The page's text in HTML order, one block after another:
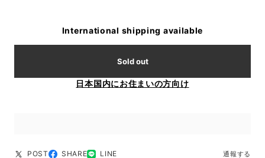
International shipping available
Sold out
日本国内にお住まいの方向け
POST SHARE LINE 通報する